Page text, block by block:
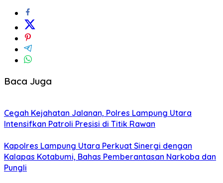
Baca Juga
Cegah Kejahatan Jalanan, Polres Lampung Utara
Intensifkan Patroli Presisi di Titik Rawan
Kapolres Lampung Utara Perkuat Sinergi dengan
Kalapas Kotabumi, Bahas Pemberantasan Narkoba dan
Pungli